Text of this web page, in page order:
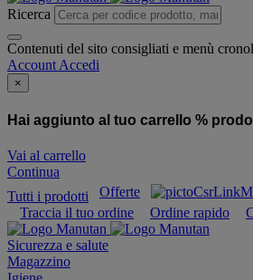
Ricerca
Contenuti del sito consigliati e menù
Account Accedi
×
Hai aggiunto al tuo carrello %
Vai al carrello
Continua
Tutti i prodotti
Offerte
Traccia il tuo ordine
Ordine rapido
Sicurezza e salute
Magazzino